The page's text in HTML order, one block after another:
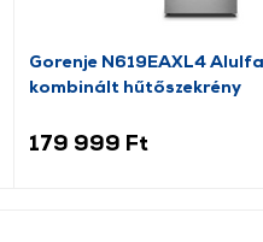
Gorenje N619EAXL4
kombinált hűtőszekrény
179 999 Ft